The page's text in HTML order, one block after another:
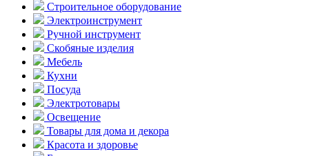
Строительное оборудование
Электроинструмент
Ручной инструмент
Скобяные изделия
Мебель
Кухни
Посуда
Электротовары
Освещение
Товары для дома и декора
Красота и здоровье